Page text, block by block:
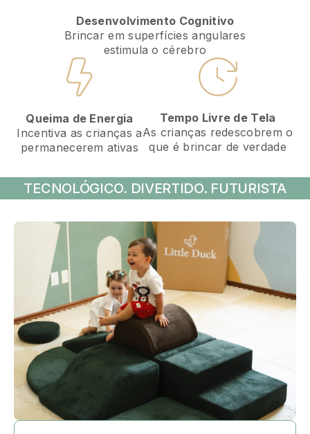
Desenvolvimento Cognitivo
Brincar em superfícies angulares
estimula o cérebro
Queima de Energia
Incentiva as crianças a
permanecerem ativas
Tempo Livre de Tela
As crianças redescobrem o
que é brincar de verdade
TECNOLÓGICO. DIVERTIDO. FUTURISTA